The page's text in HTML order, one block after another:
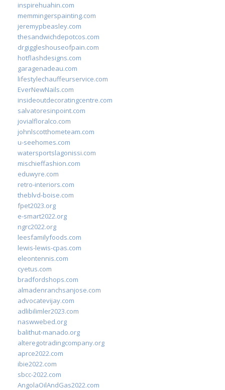
inspirehuahin.com
memmingerspainting.com
jeremypbeasley.com
thesandwichdepotcos.com
drgiggleshouseofpain.com
hotflashdesigns.com
garagenadeau.com
lifestylechauffeurservice.com
EverNewNails.com
insideoutdecoratingcentre.com
salvatoresinpoint.com
jovialfloralco.com
johnlscotthometeam.com
u-seehomes.com
watersportslagonissi.com
mischieffashion.com
eduwyre.com
retro-interiors.com
theblvd-boise.com
fpet2023.org
e-smart2022.org
ngrc2022.org
leesfamilyfoods.com
lewis-lewis-cpas.com
eleontennis.com
cyetus.com
bradfordshops.com
almadenranchsanjose.com
advocatevijay.com
adlibilimler2023.com
naswwebed.org
balithut-manado.org
alteregotradingcompany.org
aprce2022.com
ibie2022.com
sbcc-2022.com
AngolaOilAndGas2022.com